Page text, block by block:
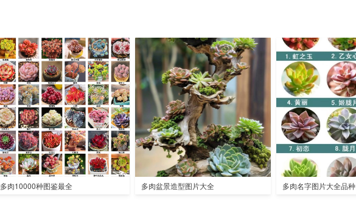
多肉10000种图鉴最全 多肉盆景造型图片大全 多肉名字图片大全品种